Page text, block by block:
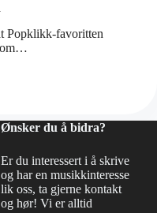
Popklikk-favoritten
Ønsker du å bidra?
Er du interessert i å skrive
og har en musikkinteresse
lik oss, ta gjerne kontakt
og hør! Vi er alltid